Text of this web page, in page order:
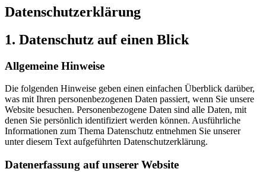
Datenschutzerklärung
1. Datenschutz auf einen Blick
Allgemeine Hinweise
Die folgenden Hinweise geben einen einfachen Überblick darüber,
was mit Ihren personenbezogenen Daten passiert, wenn Sie unsere
Website besuchen. Personenbezogene Daten sind alle Daten, mit
denen Sie persönlich identifiziert werden können. Ausführliche
Informationen zum Thema Datenschutz entnehmen Sie unserer
unter diesem Text aufgeführten Datenschutzerklärung.
Datenerfassung auf unserer Website